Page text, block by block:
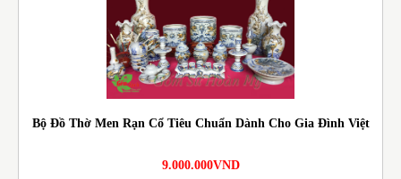
Bộ Đồ Thờ Men Rạn Cổ Tiêu Chuẩn Dành Cho Gia Đình Việt
9.000.000VND